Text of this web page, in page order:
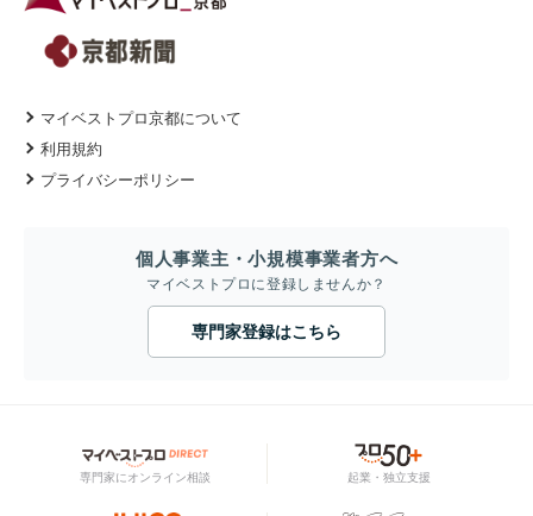
マイベストプロ京都について
利用規約
プライバシーポリシー
個人事業主・小規模事業者方へ
マイベストプロに登録しませんか？
専門家登録はこちら
専門家にオンライン相談 起業・独立支援